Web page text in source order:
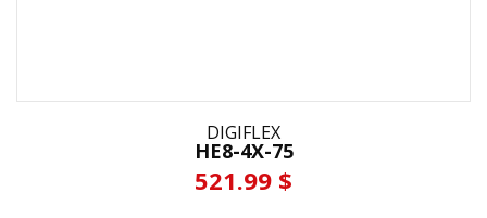
DIGIFLEX
HE8-4X-75
521.99 $